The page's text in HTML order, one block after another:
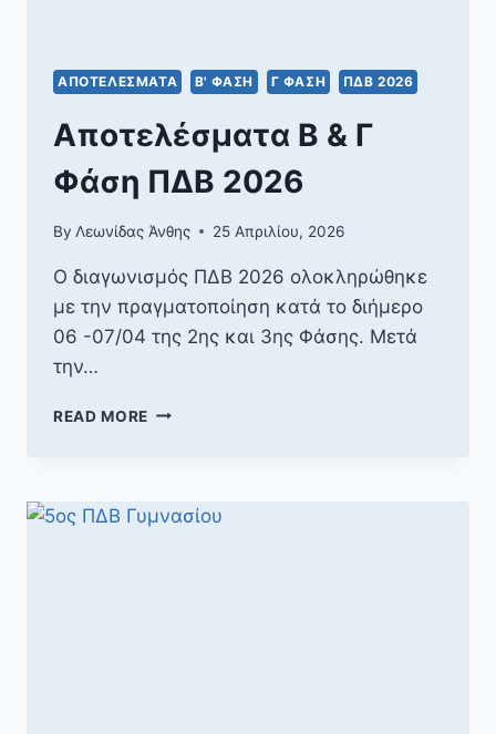
ΑΠΟΤΕΛΈΣΜΑΤΑ Β' ΦΆΣΗ Γ ΦΆΣΗ ΠΔΒ 2026
Αποτελέσματα Β & Γ
Φάση ΠΔΒ 2026
By Λεωνίδας Άνθης 25 Απριλίου, 2026
Ο διαγωνισμός ΠΔΒ 2026 ολοκληρώθηκε
με την πραγματοποίηση κατά το διήμερο
06 -07/04 της 2ης και 3ης Φάσης. Μετά
την…
READ MORE ΑΠΟΤΕΛΈΣΜΑΤΑ
ΠΔΒ